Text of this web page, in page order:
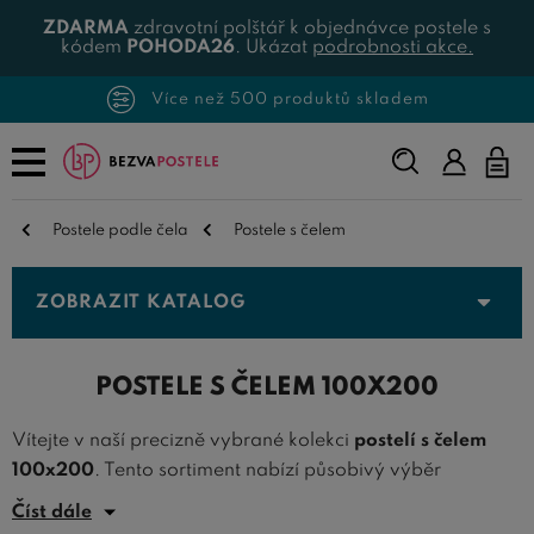
ZDARMA zdravotní polštář k objednávce postele s
kódem POHODA26. Ukázat podrobnosti akce.
Více než 500 produktů skladem
Napište,
co
Postele podle čela Postele s čelem
ZOBRAZIT KATALOG
POSTELE S ČELEM 100X200
Vítejte v naší precizně vybrané kolekci postelí s čelem
100x200. Tento sortiment nabízí působivý výběr
jednolůžkových postelí s čelem 100x200
Číst dále